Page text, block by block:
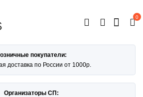
0
КАТАЛОГ
покупатели:
доставка по России от 1000р.
Организаторы СП: